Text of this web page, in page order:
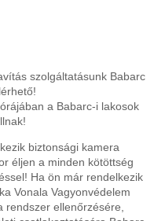
szolgáltatásunk Babarc
a Babarc-i lakosok
biztonsági kamera
éljen a minden kötöttség
Ha ön már rendelkezik
Vonala Vagyonvédelem
rendszer ellenőrzésére,